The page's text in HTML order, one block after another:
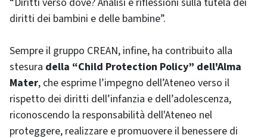
diritti dei bambini e delle bambine”.
Sempre il gruppo CREAN, infine, ha contribuito alla
stesura della “Child Protection Policy” dell'Alma
Mater, che esprime l’impegno dell’Ateneo verso il
rispetto dei diritti dell’infanzia e dell’adolescenza,
riconoscendo la responsabilità dell'Ateneo nel
proteggere, realizzare e promuovere il benessere di